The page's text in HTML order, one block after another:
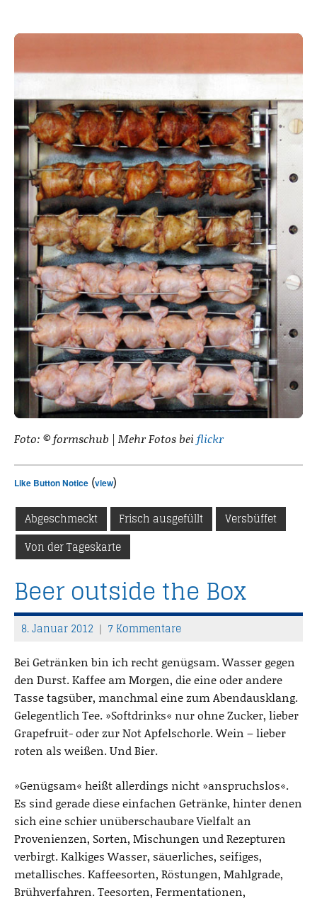
Foto: © formschub | Mehr Fotos bei flickr
Like Button Notice (view)
Abgeschmeckt Frisch ausgefüllt
Versbüffet
Von der Tageskarte
Beer outside the Box
8. Januar 2012
T
h
o
m
a
s
7 Kommentare
Bei Getränken bin ich recht genügsam. Wasser gegen
den Durst. Kaffee am Morgen, die eine oder andere
Tasse tagsüber, manchmal eine zum Abendausklang.
Gelegentlich Tee. »Softdrinks« nur ohne Zucker, lieber
Grapefruit- oder zur Not Apfelschorle. Wein – lieber
roten als weißen. Und Bier.
»Genügsam« heißt allerdings nicht »anspruchslos«.
Es sind gerade diese einfachen Getränke, hinter denen
sich eine schier unüberschaubare Vielfalt an
Provenienzen, Sorten, Mischungen und Rezepturen
verbirgt. Kalkiges Wasser, säuerliches, seifiges,
metallisches. Kaffeesorten, Röstungen, Mahlgrade,
Brühverfahren. Teesorten, Fermentationen,